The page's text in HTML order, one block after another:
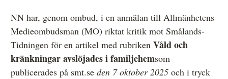
Övrigt
Årsberättelser
Våra huvudmän
NN har, genom ombud, i en anmälan till Allmänhetens
Medieombudsman (MO) riktat kritik mot Smålands-
Tidningen för en artikel med rubriken Våld och
kränkningar avslöjades i familjehemsom
publicerades på smt.se den 7 oktober 2025 och i tryck